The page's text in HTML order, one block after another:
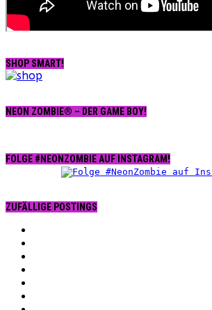
SHOP SMART!
NEON ZOMBIE® – DER GAME BOY!
FOLGE #NEONZOMBIE AUF INSTAGRAM!
ZUFÄLLIGE POSTINGS